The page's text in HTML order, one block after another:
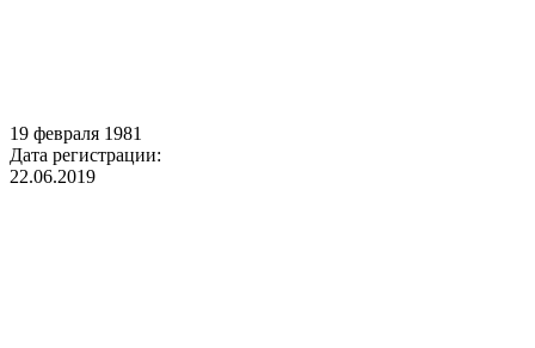
19 февраля 1981
Дата регистрации:
22.06.2019